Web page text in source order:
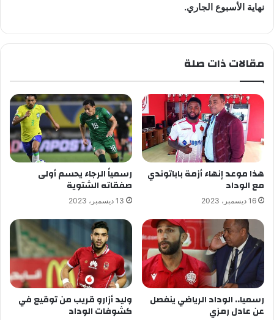
نهاية الأسبوع الجاري.
مقالات ذات صلة
هذا موعد إنهاء أزمة باباتوندي
مع الوداد
16 ديسمبر، 2023
رسمياً الرجاء يحسم أولى
صفقاته الشتوية
13 ديسمبر، 2023
رسميا.. الوداد الرياضي ينفصل
عن عادل رمزي
وليد أزارو قريب من توقيع في
كشوفات الوداد